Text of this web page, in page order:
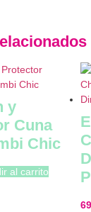
y
Cuna
Chic
al carrito